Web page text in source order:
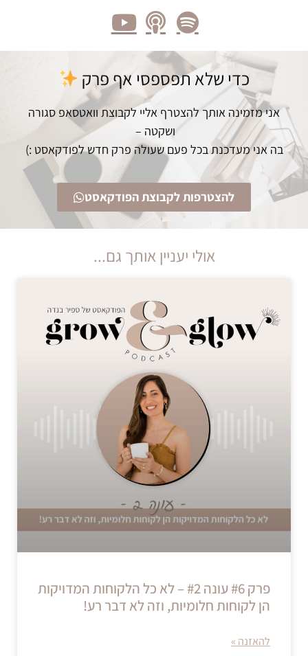
כדי שלא תפספסי אף פרק
אני מזמינה אותך להצטרף אליי לקבוצת וואטסאפ סגורה
ושקטה –
בה אני מעדכנת בכל פעם שעולה פרק חדש לפודקאסט :)
להצטרפות לקבוצת הפודקאסט
אולי יעניין אותך גם...
פרק #6 עונה #2 – לא כל הלקוחות המדויקות
הן לקוחות חלומיות, וזה לא דבר רע!
להאזנה »